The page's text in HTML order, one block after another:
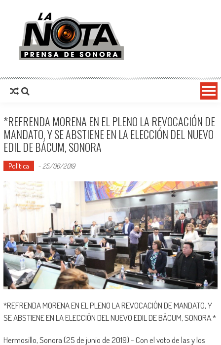
La Nota Prensa De Sonora
*REFRENDA MORENA EN EL PLENO LA REVOCACIÓN DE
MANDATO, Y SE ABSTIENE EN LA ELECCIÓN DEL NUEVO
EDIL DE BÁCUM, SONORA
Política - 25/06/2019
*REFRENDA MORENA EN EL PLENO LA REVOCACIÓN DE MANDATO, Y
SE ABSTIENE EN LA ELECCIÓN DEL NUEVO EDIL DE BÁCUM, SONORA.*
Hermosillo, Sonora (25 de junio de 2019).- Con el voto de las y los